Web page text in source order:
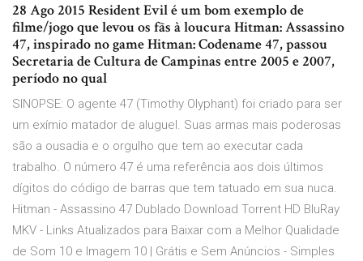
28 Ago 2015 Resident Evil é um bom exemplo de
filme/jogo que levou os fãs à loucura Hitman: Assassino
47, inspirado no game Hitman: Codename 47, passou
Secretaria de Cultura de Campinas entre 2005 e 2007,
período no qual
SINOPSE: O agente 47 (Timothy Olyphant) foi criado para ser
um exímio matador de aluguel. Suas armas mais poderosas
são a ousadia e o orgulho que tem ao executar cada
trabalho. O número 47 é uma referência aos dois últimos
dígitos do código de barras que tem tatuado em sua nuca.
Hitman - Assassino 47 Dublado Download Torrent HD BluRay
MKV - Links Atualizados para Baixar com a Melhor Qualidade
de Som 10 e Imagem 10 | Grátis e Sem Anúncios - Simples